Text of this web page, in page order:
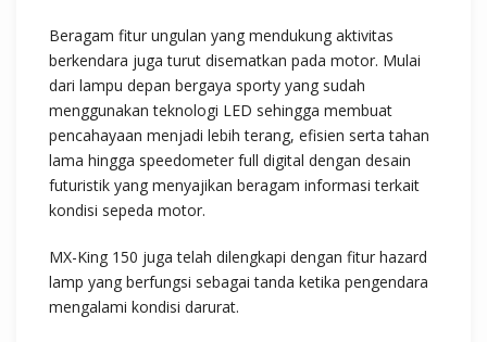
Beragam fitur ungulan yang mendukung aktivitas
berkendara juga turut disematkan pada motor. Mulai
dari lampu depan bergaya sporty yang sudah
menggunakan teknologi LED sehingga membuat
pencahayaan menjadi lebih terang, efisien serta tahan
lama hingga speedometer full digital dengan desain
futuristik yang menyajikan beragam informasi terkait
kondisi sepeda motor.
MX-King 150 juga telah dilengkapi dengan fitur hazard
lamp yang berfungsi sebagai tanda ketika pengendara
mengalami kondisi darurat.